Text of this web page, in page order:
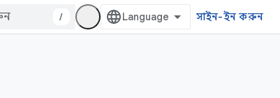
/ সাইন-ইন করুন